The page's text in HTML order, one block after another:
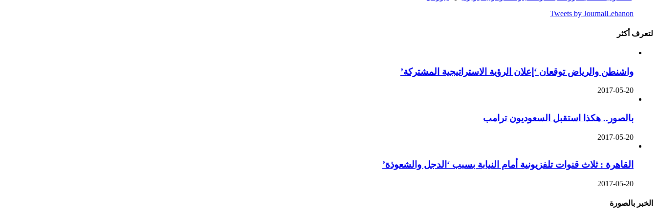
Tweets by JournalLebanon
لتعرف أكثر
واشنطن والرياض توقعان ‘إعلان الرؤية الاستراتيجية المشتركة’
2017-05-20
بالصور.. هكذا استقبل السعوديون ترامب
2017-05-20
القاهرة : ثلاث قنوات تلفزيونية أمام النيابة بسبب ‘الدجل والشعوذة’
2017-05-20
الخبر بالصورة